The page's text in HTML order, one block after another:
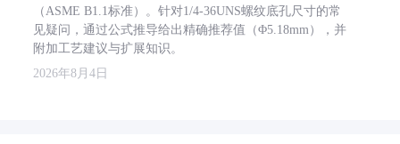
（ASME B1.1标准）。针对1/4-36UNS螺纹底孔尺寸的常
见疑问，通过公式推导给出精确推荐值（Φ5.18mm），并
附加工艺建议与扩展知识。
2026年8月4日